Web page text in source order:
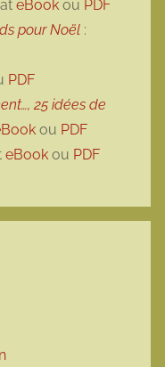
eBook ou PDF
pour Noël :
PDF
25 idées de
ou PDF
eBook ou PDF